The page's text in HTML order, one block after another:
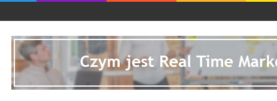
dla branży e-commerce i startupów...